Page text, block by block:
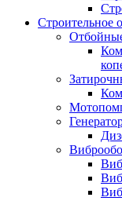
Строительное